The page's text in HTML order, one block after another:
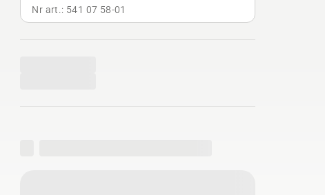
Nr art.: 541 07 58‑01